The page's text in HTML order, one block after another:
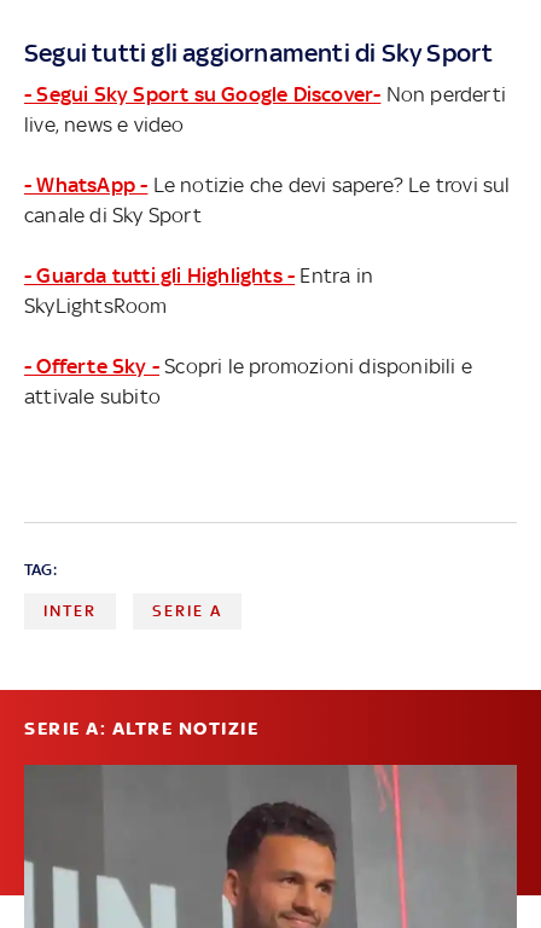
Segui tutti gli aggiornamenti di Sky Sport
- Segui Sky Sport su Google Discover- Non perderti
live, news e video
- WhatsApp - Le notizie che devi sapere? Le trovi sul
canale di Sky Sport
- Guarda tutti gli Highlights - Entra in
SkyLightsRoom
- Offerte Sky - Scopri le promozioni disponibili e
attivale subito
TAG:
INTER SERIE A
SERIE A: ALTRE NOTIZIE